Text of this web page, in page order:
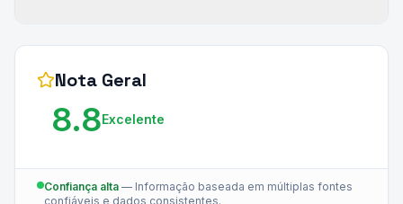
Nota Geral
8.8Excelente
Confiança alta — Informação baseada em múltiplas fontes
confiáveis e dados consistentes.